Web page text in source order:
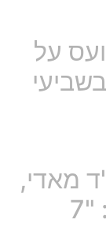
על
מאדי,
רופאת שיניים מעראבה: "7